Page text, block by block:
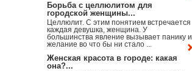
Борьба с целлюлитом для
городской женщины...
Целлюлит. С этим понятием встречается
каждая девушка, женщина. У
большинства явление вызывает панику и
желание во что бы ни стало ...
Женская красота в городе: какая
она?...